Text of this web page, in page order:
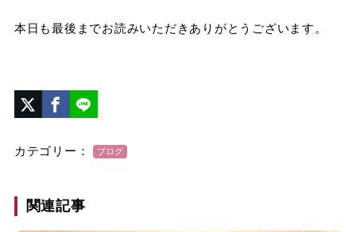
本日も最後までお読みいただきありがとうございます。
カテゴリー： ブログ
関連記事